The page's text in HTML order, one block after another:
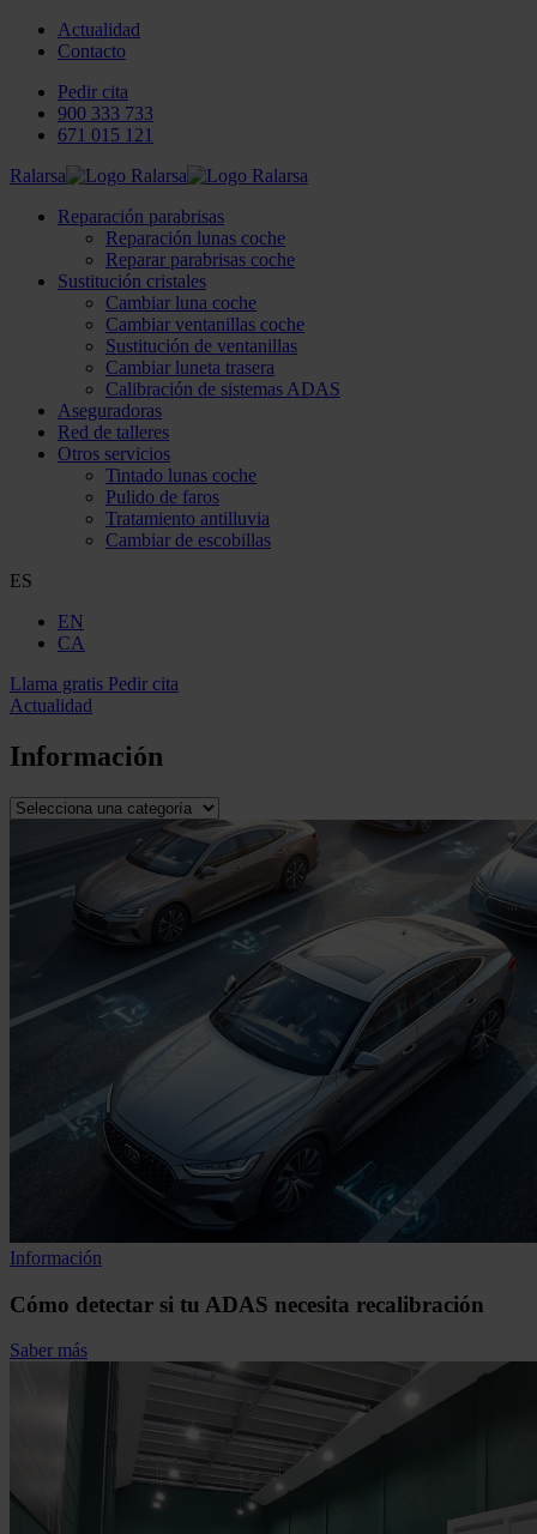
Actualidad
Contacto
Pedir cita
900 333 733
671 015 121
Ralarsa
Reparación parabrisas
Reparación lunas coche
Reparar parabrisas coche
Sustitución cristales
Cambiar luna coche
Cambiar ventanillas coche
Sustitución de ventanillas
Cambiar luneta trasera
Calibración de sistemas ADAS
Aseguradoras
Red de talleres
Otros servicios
Tintado lunas coche
Pulido de faros
Tratamiento antilluvia
Cambiar de escobillas
ES
EN
CA
Llama gratis Pedir cita
Actualidad
Información
Información
Cómo detectar si tu ADAS necesita recalibración
Saber más